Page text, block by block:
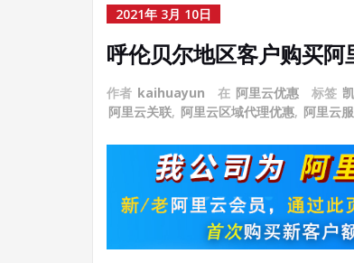
2021年 3月 10日
呼伦贝尔地区客户购买阿
作者 kaihuayun 在 阿里云优惠 标签
阿里云关联, 阿里云区域代理优惠, 阿里云